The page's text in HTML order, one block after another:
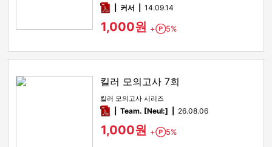
pdf커서 14.09.14
1,000원 + Point
5%
킬러 모의고사 7회
킬러 모의고사 시리즈
pdfTeam. [Neul:] 26.08.06
1,000원 + Point
5%